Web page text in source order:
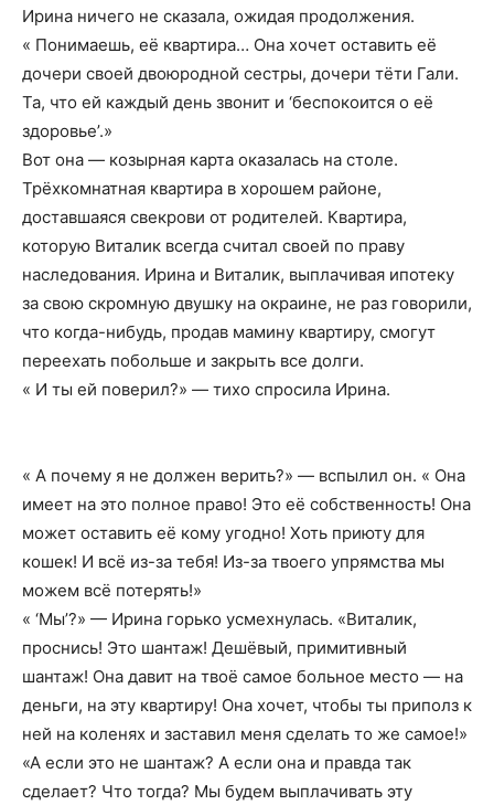
Ирина ничего не сказала, ожидая продолжения.
« Понимаешь, её квартира… Она хочет оставить её
дочери своей двоюродной сестры, дочери тёти Гали.
Та, что ей каждый день звонит и ‘беспокоится о её
здоровье’.»
Вот она — козырная карта оказалась на столе.
Трёхкомнатная квартира в хорошем районе,
доставшаяся свекрови от родителей. Квартира,
которую Виталик всегда считал своей по праву
наследования. Ирина и Виталик, выплачивая ипотеку
за свою скромную двушку на окраине, не раз говорили,
что когда-нибудь, продав мамину квартиру, смогут
переехать побольше и закрыть все долги.
« И ты ей поверил?» — тихо спросила Ирина.
« А почему я не должен верить?» — вспылил он. « Она
имеет на это полное право! Это её собственность! Она
может оставить её кому угодно! Хоть приюту для
кошек! И всё из-за тебя! Из-за твоего упрямства мы
можем всё потерять!»
« ‘Мы’?» — Ирина горько усмехнулась. «Виталик,
проснись! Это шантаж! Дешёвый, примитивный
шантаж! Она давит на твоё самое больное место — на
деньги, на эту квартиру! Она хочет, чтобы ты приполз к
ней на коленях и заставил меня сделать то же самое!»
«А если это не шантаж? А если она и правда так
сделает? Что тогда? Мы будем выплачивать эту